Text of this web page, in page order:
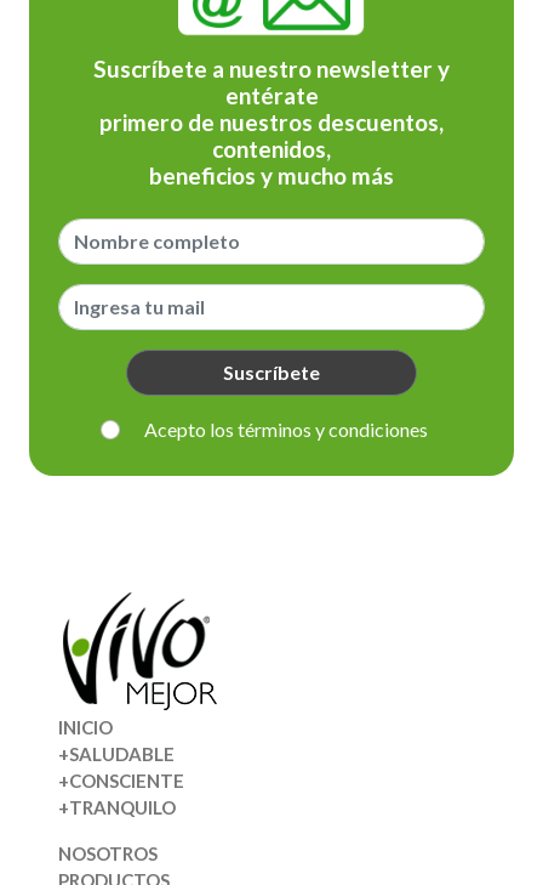
Suscríbete a nuestro newsletter y
entérate
primero de nuestros descuentos,
contenidos,
beneficios y mucho más
Suscríbete
Acepto los términos y condiciones
INICIO
+SALUDABLE
+CONSCIENTE
+TRANQUILO
NOSOTROS
PRODUCTOS